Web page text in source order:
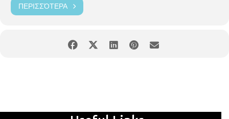
ΠΕΡΙΣΣΌΤΕΡΑ